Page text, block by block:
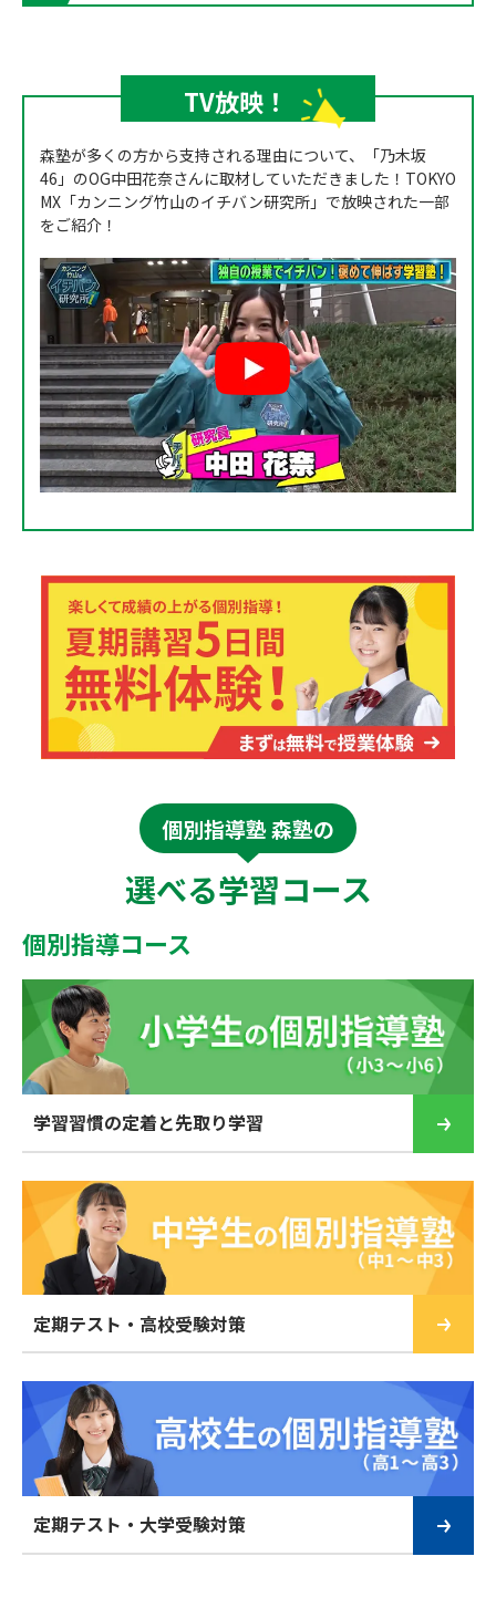
TV放映！
森塾が多くの方から支持される理由について、「乃木坂
46」のOG中田花奈さんに取材していただきました！TOKYO
MX「カンニング竹山のイチバン研究所」で放映された一部
をご紹介！
個別指導塾 森塾の
選べる学習コース
個別指導コース
学習習慣の定着と先取り学習
定期テスト・高校受験対策
定期テスト・大学受験対策